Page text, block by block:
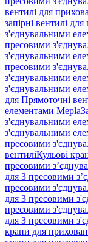
вентилі для
запірні вентилі
з'єднувальними
пресовими
з'єднувальними
пресовими
з'єднувальними
з'єднувальними
для Прямоточні
елементами Mepla
з'єднувальними
з'єднувальними
пресовими
вентиліКульові
пресовими
для З пресовими
пресовими
для З пресовими
пресовими
для З пресовими
крани для